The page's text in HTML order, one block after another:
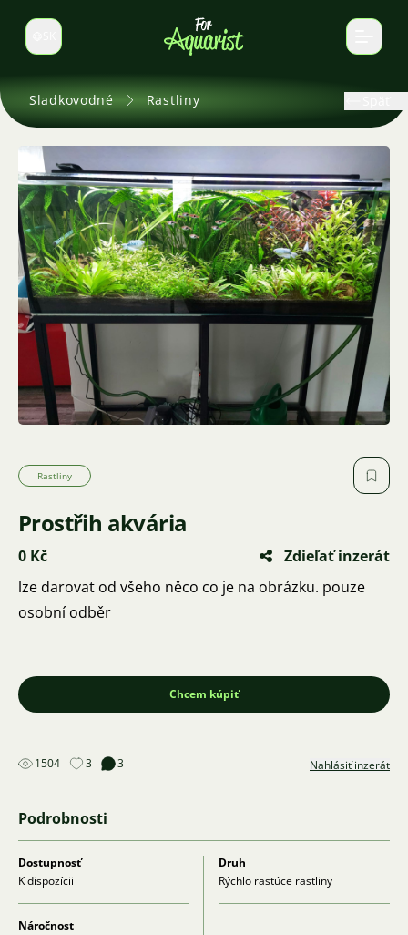
Prepnúť jazyk
Sladkovodné Rastliny
Rastliny
Prostřih akvária
0 Kč
Zdieľať inzerát
lze darovat od všeho něco co je na obrázku. pouze
osobní odběr
Chcem kúpiť
1504 3 3 Nahlásiť inzerát
Podrobnosti
Dostupnosť
K dispozícii
Druh
Rýchlo rastúce rastliny
Náročnost